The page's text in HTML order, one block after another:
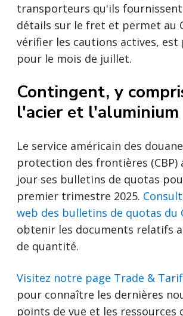
transporteurs qu'ils fournissent
détails sur le fret et permet au
vérifier les cautions actives, est
pour le mois de juillet.
Contingent, y
l'acier et l'aluminium
Le service américain des
protection des frontières (CBP)
jour ses bulletins de quotas
premier trimestre 2025.
web des bulletins de quotas du
obtenir les documents relatifs
de quantité.
Visitez notre page Trade &
pour connaître les dernières
points de vue et les ressources